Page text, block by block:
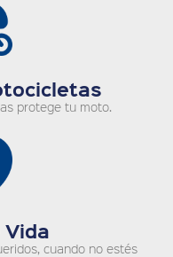
protege tu moto.
Vida
cuando no estés